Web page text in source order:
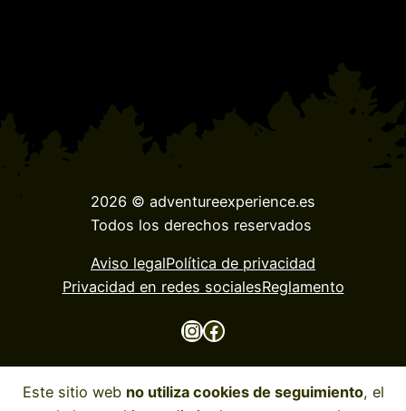
2026 © adventureexperience.es
Todos los derechos reservados
Aviso legalPolítica de privacidad
Privacidad en redes socialesReglamento
InstagramFacebook
Este sitio web no utiliza cookies de seguimiento, el